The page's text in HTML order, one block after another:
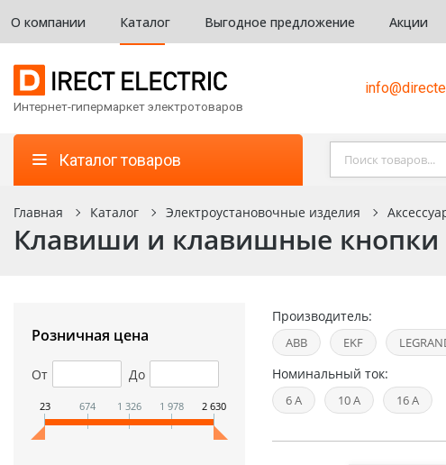
О компании Каталог Выгодное предложение Акции
Интернет-гипермаркет электротоваров
Каталог товаров
Главная Каталог Электроустановочные изделия
Клавиши и клавишные кнопки
Розничная цена
От До
23 674 1 326 1 978 2 630
Производитель:
ABB EKF
Номинальный ток:
6 А 10 А 16 А